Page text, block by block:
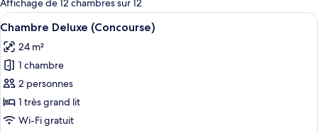
les
chambres
Afficher
toutes
les
photos
pour
ce
type
Une chambre d’hôtel avec un lit,
4
Chambre Deluxe (Concourse)
24 m²
1 chambre
2 personnes
1 très grand lit
Wi-Fi gratuit